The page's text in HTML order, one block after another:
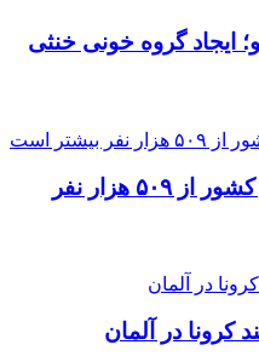
ایجاد گروه خونی خنثی
آمار قربانيان كرونا در سراسر كشور از ۵۰۹ هزار نفر